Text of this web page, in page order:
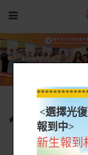
光復新聞 各
113-1新竹芙洛麗
<選擇光
報到中>
新生報到